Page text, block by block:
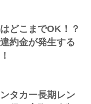
どこまでOK！？
約金が発生する
タカー長期レン